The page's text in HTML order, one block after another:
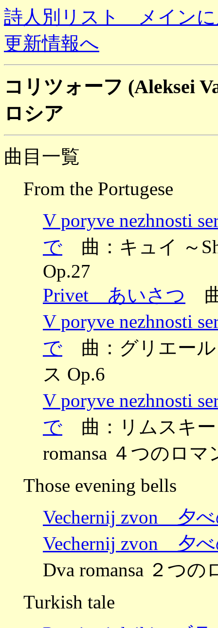
詩人別リスト メイン
更新情報へ
コリツォーフ (Aleksei
ロシア
曲目一覧
From the Portugese
V poryve nezhnosti
で 曲：キュイ ～
Op.27
Privet あいさつ
V poryve nezhnosti
で 曲：グリエール
ス Op.6
V poryve nezhnosti
で 曲：リムスキー
romansa ４つのロマ
Those evening bells
Vechernij zvon 夕
Vechernij zvon 夕
Dva romansa ２つの
Turkish tale